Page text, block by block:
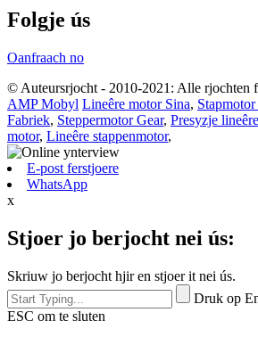
Folgje ús
Oanfraach no
© Auteursrjocht - 2010-2021: Alle rjochten
AMP Mobyl Lineêre motor Sina,
Fabriek, Steppermotor Gear, Presyzje
motor, Lineêre stappenmotor,
E-post ferstjoere
WhatsApp
x
Stjoer jo berjocht nei ús:
Skriuw jo berjocht hjir en stjoer it nei ús.
Druk op
ESC om te sluten